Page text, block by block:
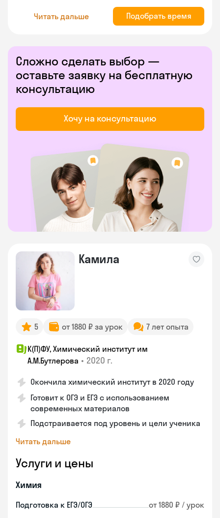
Читать дальше Подобрать время
Сложно сделать выбор —
оставьте заявку на бесплатную
консультацию
Хочу на консультацию
Камила
5 от 1880 ₽ за урок 7 лет опыта
К(П)ФУ, Химический институт им
А.М.Бутлерова • 2020 г.
Окончила химический институт в 2020 году
Готовит к ОГЭ и ЕГЭ с использованием
современных материалов
Подстраивается под уровень и цели ученика
Читать дальше
Услуги и цены
Химия
Подготовка к ЕГЭ/ОГЭ от 1880 ₽ / урок